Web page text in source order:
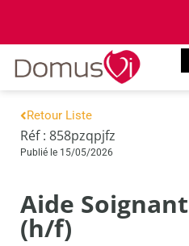
Retour Liste
Réf : 858pzqpjfz
Publié le 15/05/2026
Aide
(h/f)